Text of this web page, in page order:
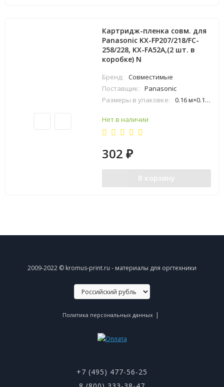
Картридж-пленка совм. для
Panasonic KX-FP207/218/FC-
258/228, KX-FA52A,(2 шт. в
коробке) N
Бренд:
Совместимые
Поставщик:
Panasonic
Размеры в упаковке:
0.16 м×0.11 м×0.26 м
Нет в наличии
302₽
В корзину
2009-2022 © kromus-print.ru - материалы для оргтехники
Политика персональных данных |
+7 (495) 477-56-25